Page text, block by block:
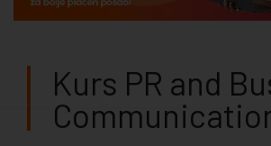
Kurs PR and